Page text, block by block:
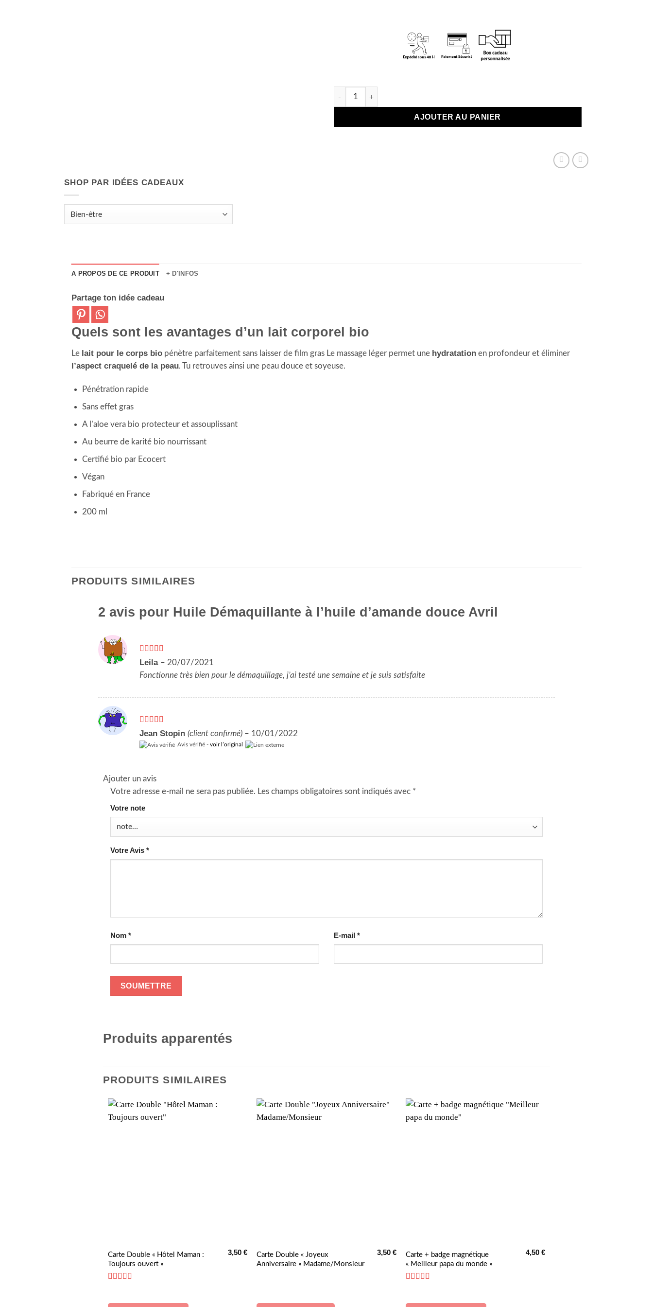
quantité de Huile Démaquillante à l'huile d'amande douce Avril
AJOUTER AU PANIER
SHOP PAR IDÉES CADEAUX
A PROPOS DE CE PRODUIT + D'INFOS
Partage ton idée cadeau
Quels sont les avantages d’un lait corporel bio
Le lait pour le corps bio pénètre parfaitement sans laisser de film gras Le massage léger permet une hydratation en profondeur et éliminer
l’aspect craquelé de la peau. Tu retrouves ainsi une peau douce et soyeuse.
Pénétration rapide
Sans effet gras
A l’aloe vera bio protecteur et assouplissant
Au beurre de karité bio nourrissant
Certifié bio par Ecocert
Végan
Fabriqué en France
200 ml
PRODUITS SIMILAIRES
2 avis pour Huile Démaquillante à l’huile d’amande douce Avril
Note5 sur 5
Leila – 20/07/2021
Fonctionne très bien pour le démaquillage, j’ai testé une semaine et je suis satisfaite
Note5sur 5
Jean Stopin(client confirmé) – 10/01/2022
Avis vérifié -voir l’original
Ajouter un avis
Votre adresse e-mail ne sera pas publiée. Les champs obligatoires sont indiqués avec *
Votre note
Votre Avis *
Nom * E-mail *
Produits apparentés
PRODUITS SIMILAIRES
Carte Double « Hôtel Maman :
Toujours ouvert »
3,50 €
Carte Double « Joyeux
Anniversaire » Madame/Monsieur
3,50 €
Ce
produit
Carte + badge magnétique
« Meilleur papa du monde »
4,50€